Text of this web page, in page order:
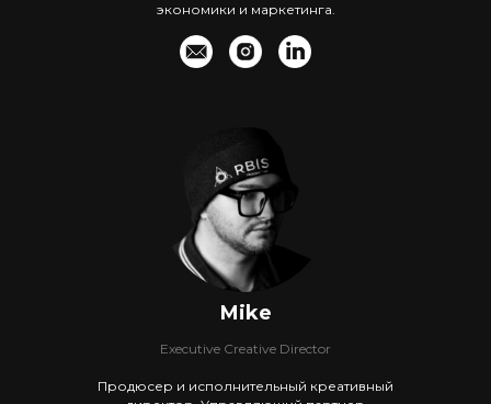
Executive Creative Director
экономики и маркетинга.
Продюсер и исполнительный креативный
Mike